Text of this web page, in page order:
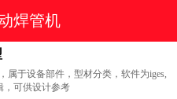
焊管机
属于设备部件，型材分类，软件为iges,
，可供设计参考